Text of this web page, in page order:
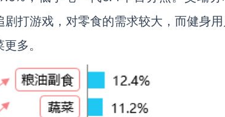
打游戏，对零食的需求较大，而健身
多。